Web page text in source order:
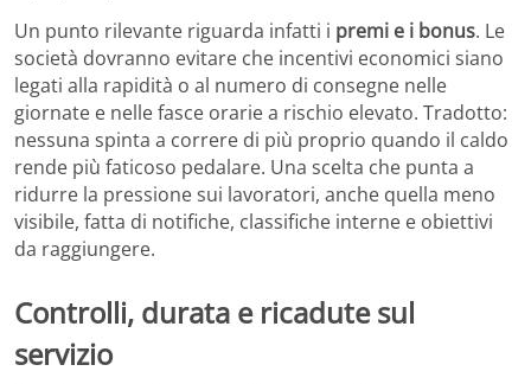
Un punto rilevante riguarda infatti i premi e i bonus. Le
società dovranno evitare che incentivi economici siano
legati alla rapidità o al numero di consegne nelle
giornate e nelle fasce orarie a rischio elevato. Tradotto:
nessuna spinta a correre di più proprio quando il caldo
rende più faticoso pedalare. Una scelta che punta a
ridurre la pressione sui lavoratori, anche quella meno
visibile, fatta di notifiche, classifiche interne e obiettivi
da raggiungere.
Controlli, durata e ricadute sul
servizio